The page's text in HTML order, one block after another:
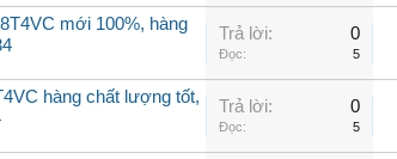
mới 100%, hàng
Trả lời: 0
Đọc: 5
hàng chất lượng tốt,
Trả lời: 0
Đọc: 5